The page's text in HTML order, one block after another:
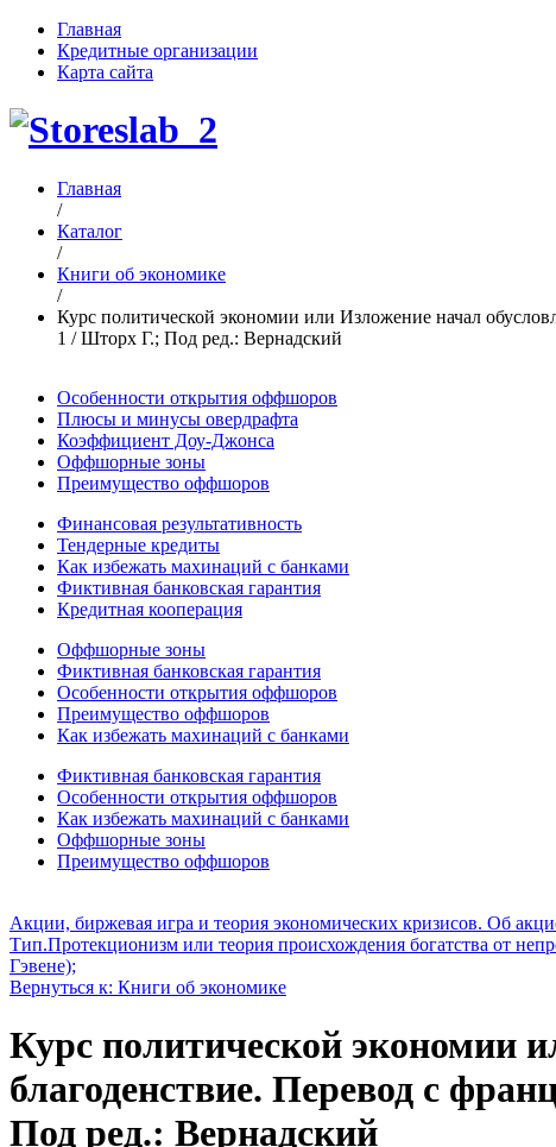
Главная
Кредитные организации
Карта сайта
Главная
/
Каталог
/
Книги об экономике
/
Курс политической экономии или Изложение начал
1 / Шторх Г.; Под ред.: Вернадский
Особенности открытия оффшоров
Плюсы и минусы овердрафта
Коэффициент Доу-Джонса
Оффшорные зоны
Преимущество оффшоров
Финансовая результативность
Тендерные кредиты
Как избежать махинаций с банками
Фиктивная банковская гарантия
Кредитная кооперация
Оффшорные зоны
Фиктивная банковская гарантия
Особенности открытия оффшоров
Преимущество оффшоров
Как избежать махинаций с банками
Фиктивная банковская гарантия
Особенности открытия оффшоров
Как избежать махинаций с банками
Оффшорные зоны
Преимущество оффшоров
Акции, биржевая игра и теория экономических кризисов. Об
Тип.Протекционизм или теория происхождения богатства от
Гэвене);
Вернуться к: Книги об экономике
Курс политической экономии
благоденствие. Перевод с
Под ред.: Вернадский